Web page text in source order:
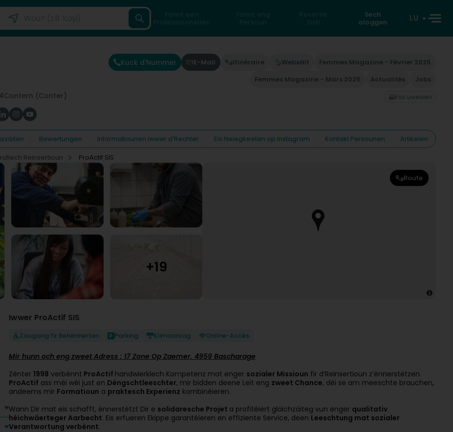
Fannt een
Professionnellen
Fannt eng
Persoun
Reverse
Sich
Sech
aloggen
LU
Contern (Conter)
Kuck d'Nummer E-Mail Itinéraire Websäit
Femmes Magazine - Février 2025
Femmes Magazine - Mars 2025
Actualités Jobs
Fax uweisen
Bewertungen Informatiounen iwwer d'Rechter Eis Neiegkeeten op Instagram Kontakt Persounen
Artikelen
Reinsertioun ProActif SIS
Route
Iwwer ProActif SIS
Zougang fir Behënnerten Parking Klimaanlag Online-Accès
Mir hunn och eng zweet Adress : 17 Zone Op Zaemer, 4959 Bascharage
Zënter 1998 verbënnt ProActif handwierklech Kompetenz mat enger sozialer Missioun fir d’Reinsertioun z’ënnerstëtzen.
ProActif ass méi wéi just en Déngschtleeschter, mir bidden deene Leit eng zweet Chance, déi se am meeschte brauchen,
andeems mir Formatioun a praktesch Experienz kombinéieren.
Wann Dir mat eis schafft, ënnerstëtzt Dir e solidaresche Projet a profitéiert gläichzäiteg vun enger qualitativ
héichwäerteger Aarbecht. Eis erfueren Ekippe garantéieren en effiziente Service, deen Leeschtung mat sozialer
Verantwortung verbënnt.